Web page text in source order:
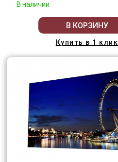
В наличии
В КОРЗИНУ
Купить в 1 клик